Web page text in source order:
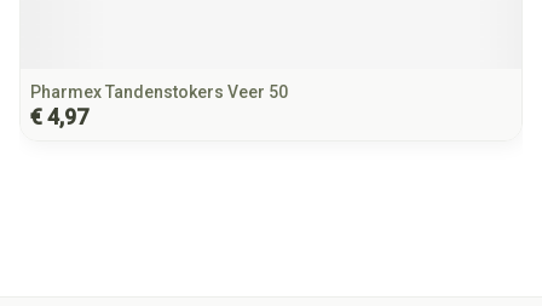
Pharmex Tandenstokers Veer 50
€ 4,97